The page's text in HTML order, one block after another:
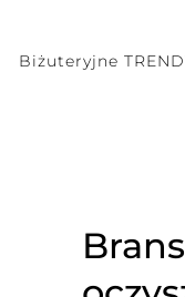
Biżuteryjne